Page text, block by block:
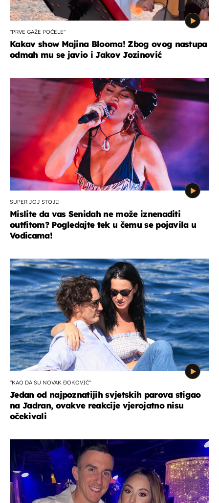
"PRVE GAŽE POČELE"
Kakav show Majina Blooma! Zbog ovog nastupa
odmah mu se javio i Jakov Jozinović
SUPER JOJ STOJI!
Mislite da vas Senidah ne može iznenaditi
outfitom? Pogledajte tek u čemu se pojavila u
Vodicama!
"KAO DA SU NOVAK ĐOKOVIĆ"
Jedan od najpoznatijih svjetskih parova stigao
na Jadran, ovakve reakcije vjerojatno nisu
očekivali